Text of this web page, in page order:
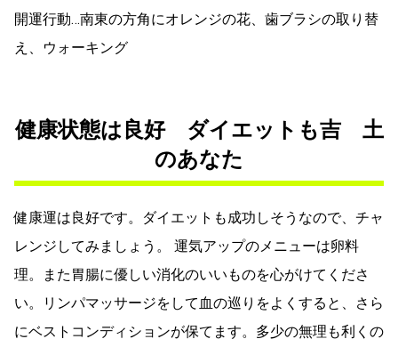
開運行動…南東の方角にオレンジの花、歯ブラシの取り替
え、ウォーキング
健康状態は良好 ダイエットも吉 土
のあなた
健康運は良好です。ダイエットも成功しそうなので、チャ
レンジしてみましょう。 運気アップのメニューは卵料
理。また胃腸に優しい消化のいいものを心がけてくださ
い。リンパマッサージをして血の巡りをよくすると、さら
にベストコンディションが保てます。多少の無理も利くの